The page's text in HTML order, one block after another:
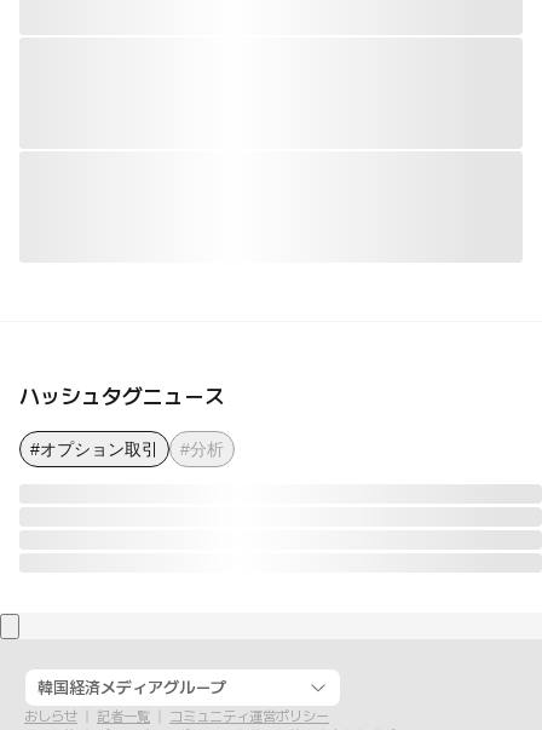
ハッシュタグニュース
#オプション取引 #分析
韓国経済メディアグループ
おしらせ 記者一覧
コミュニティ運営ポリシー